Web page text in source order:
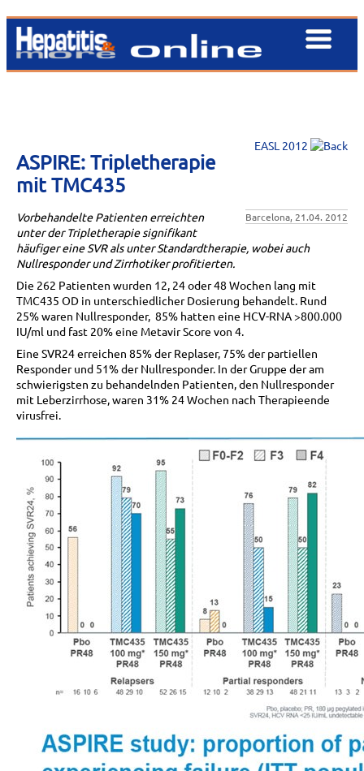
EASL 2012
ASPIRE: Tripletherapie
mit TMC435
Barcelona, 21.04. 2012
Vorbehandelte Patienten erreichten
unter der Tripletherapie signifikant
häufiger eine SVR als unter Standardtherapie, wobei auch
Nullresponder und Zirrhotiker profitierten.
Die 262 Patienten wurden 12, 24 oder 48 Wochen lang mit
TMC435 OD in unterschiedlicher Dosierung behandelt. Rund
25% waren Nullresponder, 85% hatten eine HCV-RNA >800.000
IU/ml und fast 20% eine Metavir Score von 4.
Eine SVR24 erreichen 85% der Replaser, 75% der partiellen
Responder und 51% der Nullresponder. In der Gruppe der am
schwierigsten zu behandelnden Patienten, den Nullresponder
mit Leberzirrhose, waren 31% 24 Wochen nach Therapieende
virusfrei.